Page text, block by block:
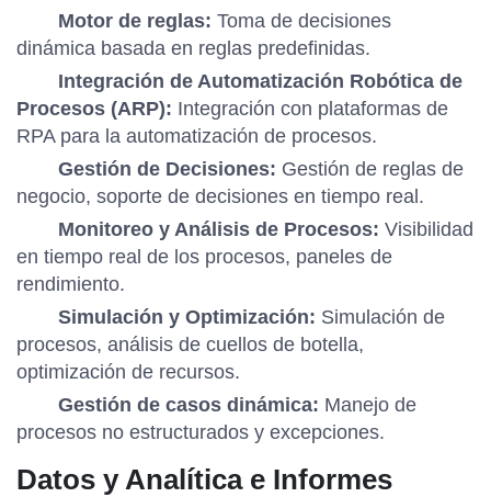
Motor de reglas: Toma de decisiones
dinámica basada en reglas predefinidas.
Integración de Automatización Robótica de
Procesos (ARP): Integración con plataformas de
RPA para la automatización de procesos.
Gestión de Decisiones: Gestión de reglas de
negocio, soporte de decisiones en tiempo real.
Monitoreo y Análisis de Procesos: Visibilidad
en tiempo real de los procesos, paneles de
rendimiento.
Simulación y Optimización: Simulación de
procesos, análisis de cuellos de botella,
optimización de recursos.
Gestión de casos dinámica: Manejo de
procesos no estructurados y excepciones.
Datos y Analítica e Informes